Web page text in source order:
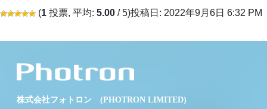
(1 投票, 平均: 5.00 / 5)投稿日: 2022年9月6日 6:32 PM
株式会社フォトロン (PHOTRON LIMITED)